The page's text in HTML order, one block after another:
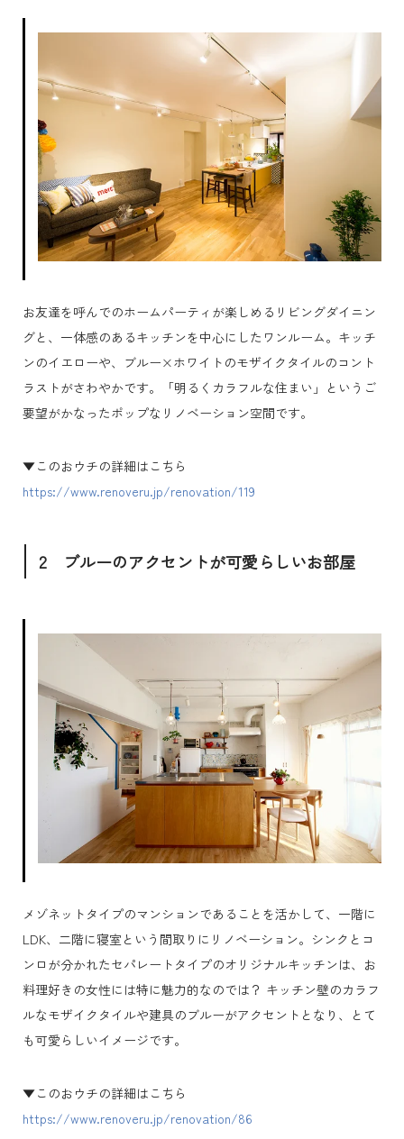
お友達を呼んでのホームパーティが楽しめるリビングダイニン
グと、一体感のあるキッチンを中心にしたワンルーム。キッチ
ンのイエローや、ブルー×ホワイトのモザイクタイルのコント
ラストがさわやかです。「明るくカラフルな住まい」というご
要望がかなったポップなリノベーション空間です。
▼このおウチの詳細はこちら
https://www.renoveru.jp/renovation/119
2 ブルーのアクセントが可愛らしいお部屋
メゾネットタイプのマンションであることを活かして、一階に
LDK、二階に寝室という間取りにリノベーション。シンクとコ
ンロが分かれたセパレートタイプのオリジナルキッチンは、お
料理好きの女性には特に魅力的なのでは？ キッチン壁のカラフ
ルなモザイクタイルや建具のブルーがアクセントとなり、とて
も可愛らしいイメージです。
▼このおウチの詳細はこちら
https://www.renoveru.jp/renovation/86